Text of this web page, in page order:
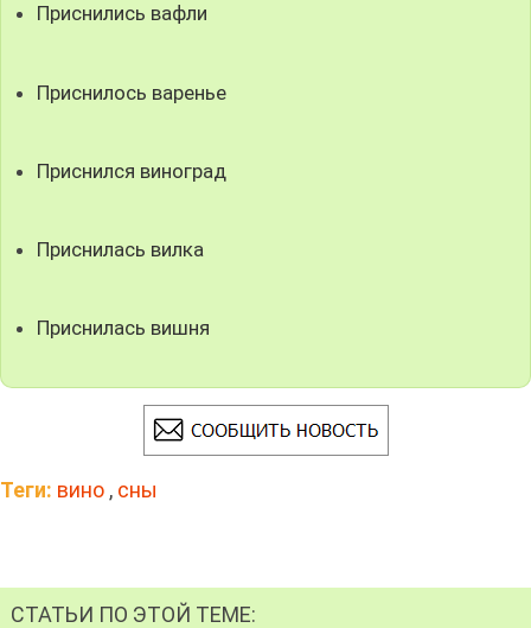
Приснились вафли
Приснилось варенье
Приснился виноград
Приснилась вилка
Приснилась вишня
Теги: вино , сны
СТАТЬИ ПО ЭТОЙ ТЕМЕ: